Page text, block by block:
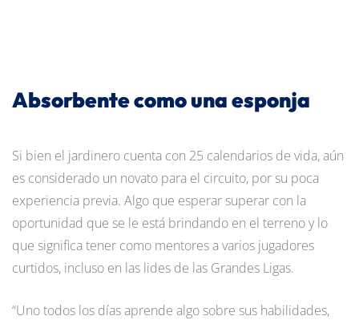
Absorbente como una esponja
Si bien el jardinero cuenta con 25 calendarios de vida, aún
es considerado un novato para el circuito, por su poca
experiencia previa. Algo que esperar superar con la
oportunidad que se le está brindando en el terreno y lo
que significa tener como mentores a varios jugadores
curtidos, incluso en las lides de las Grandes Ligas.
“Uno todos los días aprende algo sobre sus habilidades,